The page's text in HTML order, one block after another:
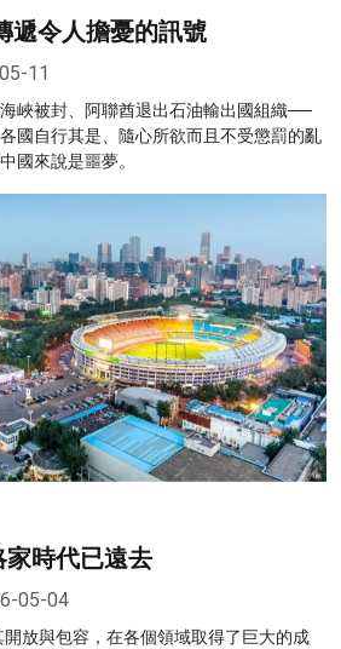
遞令人擔憂的訊號
11
峽被封、阿聯酋退出石油輸出國組織──
國自行其是、隨心所欲而且不受懲罰的亂
國來說是噩夢。
時代已遠去
05-04
放與包容，在各個領域取得了巨大的成